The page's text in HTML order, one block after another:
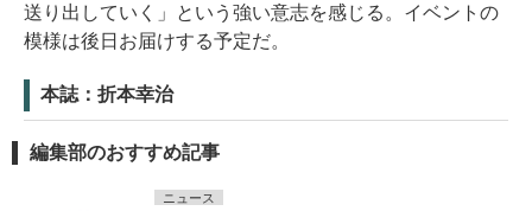
送り出していく」という強い意志を感じる。イベントの
模様は後日お届けする予定だ。
本誌：折本幸治
編集部のおすすめ記事
ニュース